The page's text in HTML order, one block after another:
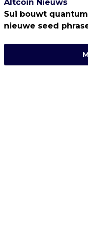
Altcoin Nieuws
Sui bouwt
nieuwe seed